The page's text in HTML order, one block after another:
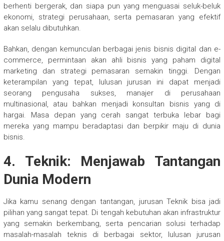
berhenti bergerak, dan siapa pun yang menguasai seluk-beluk
ekonomi, strategi perusahaan, serta pemasaran yang efektif
akan selalu dibutuhkan.
Bahkan, dengan kemunculan berbagai jenis bisnis digital dan e-
commerce, permintaan akan ahli bisnis yang paham digital
marketing dan strategi pemasaran semakin tinggi. Dengan
keterampilan yang tepat, lulusan jurusan ini dapat menjadi
seorang pengusaha sukses, manajer di perusahaan
multinasional, atau bahkan menjadi konsultan bisnis yang di
hargai. Masa depan yang cerah sangat terbuka lebar bagi
mereka yang mampu beradaptasi dan berpikir maju di dunia
bisnis.
4. Teknik: Menjawab Tantangan
Dunia Modern
Jika kamu senang dengan tantangan, jurusan Teknik bisa jadi
pilihan yang sangat tepat. Di tengah kebutuhan akan infrastruktur
yang semakin berkembang, serta pencarian solusi terhadap
masalah-masalah teknis di berbagai sektor, lulusan jurusan